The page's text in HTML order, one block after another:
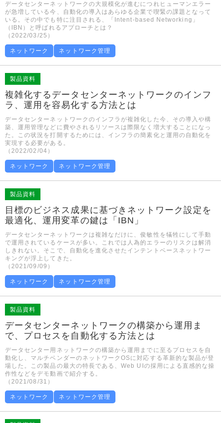
データセンターネットワークの大規模化が進むにつれヒューマンエラー
が急増している今、自動化の導入はあらゆる企業で喫緊の課題となって
いる。その中でも特に注目される、「Intent-based Networking」
（IBN）と呼ばれるアプローチとは？
（2022/03/25）
ネットワーク ネットワーク管理
製品資料
複雑化するデータセンターネットワークのインフ
ラ、運用を容易化する方法とは
データセンターネットワークのインフラが複雑化した今、その導入や構
築、運用管理などに費やされるリソースは際限なく増大することになっ
た。この状況を打開するためには、インフラの簡素化と運用の自動化を
実現する必要がある。
（2022/02/04）
ネットワーク ネットワーク管理
製品資料
目標のビジネス成果に基づきネットワーク設定を
最適化、運用変革の鍵は「IBN」
データセンターネットワークは複雑なだけに、俊敏性を犠牲にして手動
で運用されているケースが多い。これでは人為的エラーのリスクは解消
しきれない。そこで、自動化を進化させたインテントベースネットワー
キングが浮上してきた。
（2021/09/09）
ネットワーク ネットワーク管理
製品資料
データセンターネットワークの構築から運用ま
で、プロセスを自動化する方法とは
データセンター用ネットワークの構築から運用までに至るプロセスを自
動化し、マルチベンダーのネットワークOSに対応する革新的な製品が登
場した。この製品の最大の特長である、Web UIの採用による直感的な操
作性などをデモ動画で紹介する。
（2021/08/31）
ネットワーク ネットワーク管理